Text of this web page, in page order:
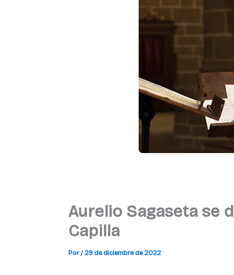
Aurelio Sagaseta se
Capilla
Por/29 de diciembre de 2022